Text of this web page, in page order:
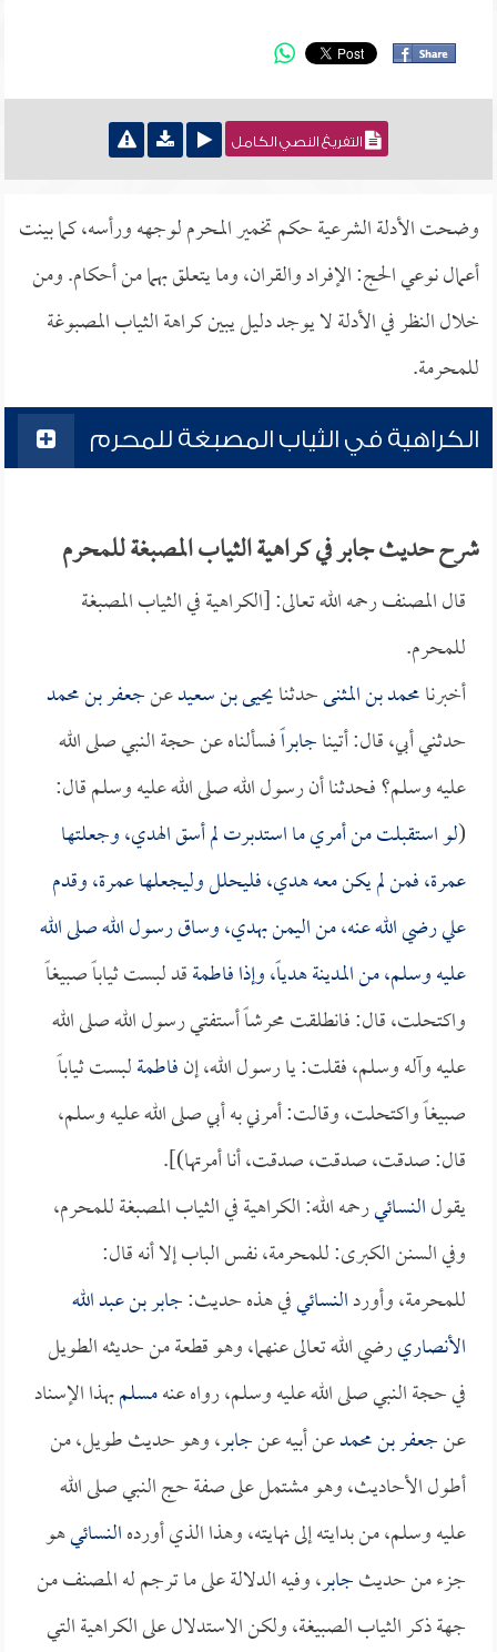
التفريغ النصي الكامل
وضحت الأدلة الشرعية حكم تخمير المحرم لوجهه ورأسه، كما بينت
أعمال نوعي الحج: الإفراد والقران، وما يتعلق بهما من أحكام. ومن
خلال النظر في الأدلة لا يوجد دليل يبين كراهة الثياب المصبوغة
للمحرمة.
الكراهية في الثياب المصبغة للمحرم
شرح حديث جابر في كراهية الثياب المصبغة للمحرم
قال المصنف رحمه الله تعالى: [الكراهية في الثياب المصبغة
للمحرم.
أخبرنامحمد بن المثنىحدثنايحيى بن سعيدعنجعفر بن محمد
حدثني أبي، قال: أتيناجابراًفسألناه عن حجة النبي صلى الله
عليه وسلم؟ فحدثنا أن رسول الله صلى الله عليه وسلم قال:
(لو استقبلت من أمري ما استدبرت لم أسق الهدي، وجعلتها
عمرة، فمن لم يكن معه هدي، فليحلل وليجعلها عمرة، وقدم
عليرضي الله عنه، من اليمن بهدي، وساق رسول الله صلى الله
عليه وسلم، من المدينة هدياً، وإذافاطمةقد لبست ثياباً صبيغاً
واكتحلت، قال: فانطلقت محرشاً أستفتي رسول الله صلى الله
عليه وآله وسلم، فقلت: يا رسول الله، إنفاطمةلبست ثياباً
صبيغاً واكتحلت، وقالت: أمرني به أبي صلى الله عليه وسلم،
قال: صدقت، صدقت، صدقت، أنا أمرتها)].
يقولالنسائيرحمه الله: الكراهية في الثياب المصبغة للمحرم،
وفي السنن الكبرى: للمحرمة، نفس الباب إلا أنه قال:
للمحرمة، وأوردالنسائيفي هذه حديث:جابر بن عبد الله
الأنصاريرضي الله تعالى عنهما، وهو قطعة من حديثه الطويل
في حجة النبي صلى الله عليه وسلم، رواه عنهمسلمبهذا الإسناد
عنجعفر بن محمدعن أبيه عنجابر، وهو حديث طويل، من
أطول الأحاديث، وهو مشتمل على صفة حج النبي صلى الله
عليه وسلم، من بدايته إلى نهايته، وهذا الذي أوردهالنسائيهو
جزء من حديثجابر، وفيه الدلالة على ما ترجم له المصنف من
جهة ذكر الثياب الصبيغة، ولكن الاستدلال على الكراهية التي